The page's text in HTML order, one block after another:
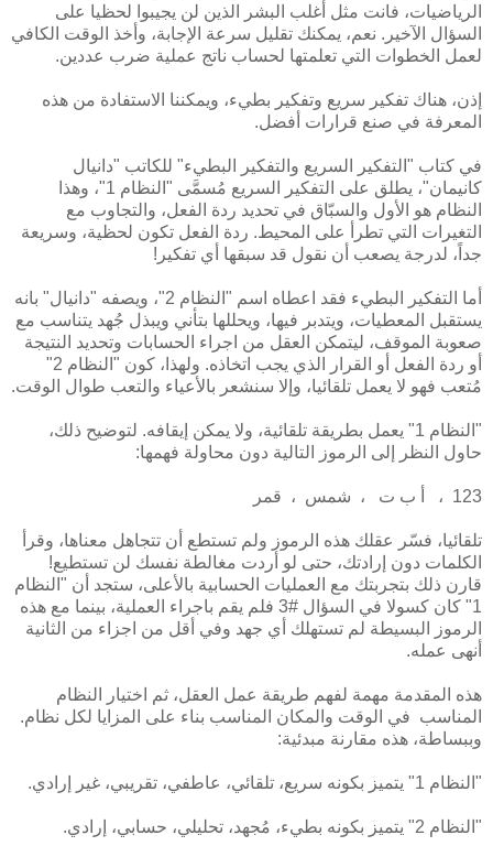
الرياضيات، فانت مثل أغلب البشر الذين لن يجيبوا لحظيا على
السؤال الآخير. نعم، يمكنك تقليل سرعة الإجابة، وأخذ الوقت الكافي
لعمل الخطوات التي تعلمتها لحساب ناتج عملية ضرب عددين.
إذن، هناك تفكير سريع وتفكير بطيء، ويمكننا الاستفادة من هذه
المعرفة في صنع قرارات أفضل.
في كتاب "التفكير السريع والتفكير البطيء" للكاتب "دانيال
كانيمان"، يطلق على التفكير السريع مُسمَّى "النظام 1"، وهذا
النظام هو الأول والسبّاق في تحديد ردة الفعل، والتجاوب مع
التغيرات التي تطرأ على المحيط. ردة الفعل تكون لحظية، وسريعة
جداً، لدرجة يصعب أن نقول قد سبقها أي تفكير!
أما التفكير البطيء فقد اعطاه اسم "النظام 2"، ويصفه "دانيال" بانه
يستقبل المعطيات، ويتدبر فيها، ويحللها بتأني ويبذل جُهد يتناسب مع
صعوبة الموقف، ليتمكن العقل من اجراء الحسابات وتحديد النتيجة
أو ردة الفعل أو القرار الذي يجب اتخاذه. ولهذا، كون "النظام 2"
مُتعب فهو لا يعمل تلقائيا، وإلا سنشعر بالأعياء والتعب طوال الوقت.
"النظام 1" يعمل بطريقة تلقائية، ولا يمكن إيقافه. لتوضيح ذلك،
حاول النظر إلى الرموز التالية دون محاولة فهمها:
123 ، أ ب ت ، شمس ، قمر
تلقائيا، فسّر عقلك هذه الرموز ولم تستطع أن تتجاهل معناها، وقرأ
الكلمات دون إرادتك، حتى لو أردت مغالطة نفسك لن تستطيع!
قارن ذلك بتجربتك مع العمليات الحسابية بالأعلى، ستجد أن "النظام
1" كان كسولا في السؤال #3 فلم يقم باجراء العملية، بينما مع هذه
الرموز البسيطة لم تستهلك أي جهد وفي أقل من اجزاء من الثانية
أنهى عمله.
هذه المقدمة مهمة لفهم طريقة عمل العقل، ثم اختيار النظام
المناسب في الوقت والمكان المناسب بناء على المزايا لكل نظام.
وببساطة، هذه مقارنة مبدئية:
"النظام 1" يتميز بكونه سريع، تلقائي، عاطفي، تقريبي، غير إرادي.
"النظام 2" يتميز بكونه بطيء، مُجهد، تحليلي، حسابي، إرادي.